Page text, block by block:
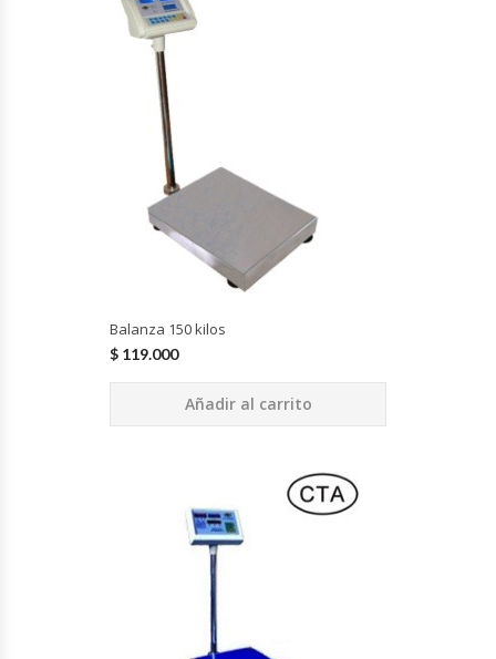
Cocedoras De Pastas
Cocinas Industriales
Encimeras Eléctricas
Congeladoras Tapa De Vidrio
Congeladoras Tapa Dura
Coolers / Visicoolers
Cortadoras De Fiambre
Balanza 150 kilos
$ 119.000
Añadir al carrito